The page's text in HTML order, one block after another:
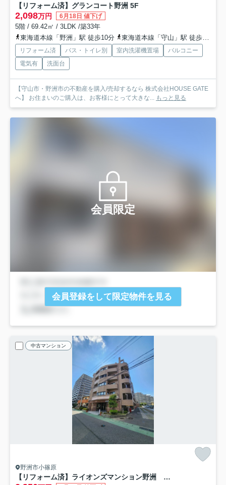
【リフォーム済】グランコート野洲 5F
2,098万円 6月18日 値下げ
5階 / 69.42㎡ / 3LDK /築33年
東海道本線「野洲」駅 徒歩10分
東海道本線「守山」駅 徒歩51分
リフォーム済 バス・トイレ別 室内洗濯機置場
バルコニー
電気有
洗面台
【守山市・野洲市の不動産を購入/売却するなら 株式会社HOUSE GATE
へ】 お住まいのご購入は、お客様にとって大きな... もっと見る
会員限定
会員登録をして限定物件を見る
中古マンション
野洲市小篠原
【リフォーム済】ライオンズマンション野洲 7F